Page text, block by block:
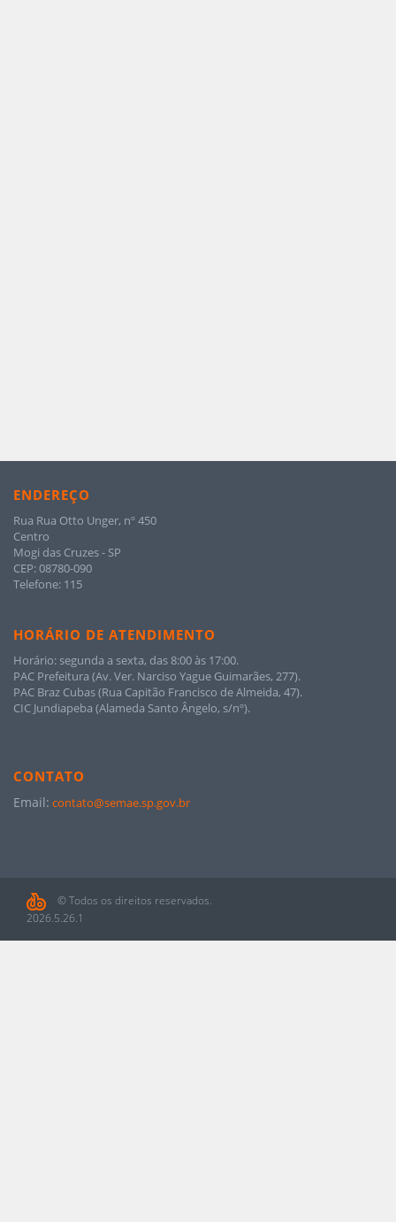
ENDEREÇO
Rua Rua Otto Unger, nº 450
Centro
Mogi das Cruzes - SP
CEP: 08780-090
Telefone: 115
HORÁRIO DE ATENDIMENTO
Horário: segunda a sexta, das 8:00 às 17:00.
PAC Prefeitura (Av. Ver. Narciso Yague Guimarães, 277).
PAC Braz Cubas (Rua Capitão Francisco de Almeida, 47).
CIC Jundiapeba (Alameda Santo Ângelo, s/nº).
CONTATO
Email: contato@semae.sp.gov.br
© Todos os direitos reservados.
2026.5.26.1